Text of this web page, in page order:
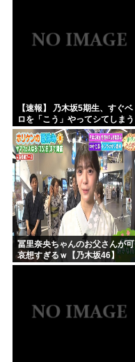
【速報】 乃木坂5期生、すぐベ
ロを「こう」やってシてしまう
ｗｗｗｗｗｗ
冨里奈央ちゃんのお父さんが可
哀想すぎるｗ【乃木坂46】